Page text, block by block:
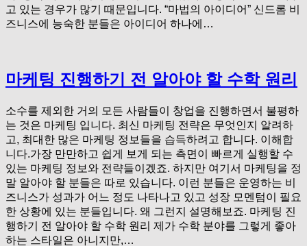
고 있는 경우가 많기 때문입니다. “마법의 아이디어” 신드롬 비
즈니스에 능숙한 분들은 아이디어 하나에…
마케팅 진행하기 전 알아야 할 수학 원리
소수를 제외한 거의 모든 사람들이 창업을 진행하면서 불평하
는 것은 마케팅 입니다. 최신 마케팅 전략은 무엇인지 알려하
고, 최대한 많은 마케팅 정보들을 습득하려고 합니다. 이해합
니다.가장 만만하고 쉽게 보게 되는 측면이 빠르게 실행할 수
있는 마케팅 정보와 전략들이겠죠. 하지만 여기서 마케팅을 정
말 알아야 할 분들은 따로 있습니다. 이런 분들은 운영하는 비
즈니스가 성과가 어느 정도 나타나고 있고 성장 모멘텀이 필요
한 상황에 있는 분들입니다. 왜 그런지 설명해보죠. 마케팅 진
행하기 전 알아야 할 수학 원리 제가 수학 분야를 그렇게 좋아
하는 스타일은 아니지만,…